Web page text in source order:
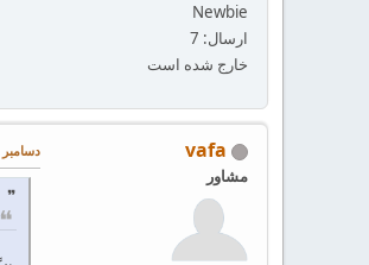
Newbie
ارسال: 7
خارج شده است
vafa
مشاور
دسامبر 03, 2010, 04:52:45 بعد از ظهر